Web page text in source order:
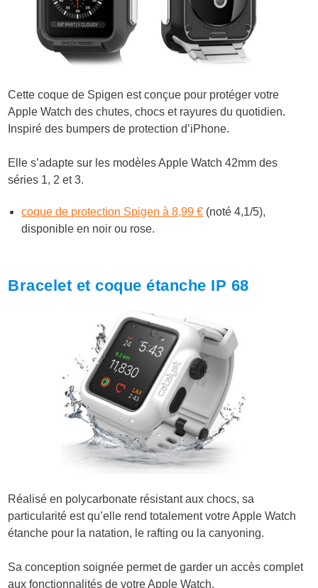
Cette coque de Spigen est conçue pour protéger votre
Apple Watch des chutes, chocs et rayures du quotidien.
Inspiré des bumpers de protection d’iPhone.
Elle s’adapte sur les modèlesApple Watch 42mm des
séries 1, 2 et 3.
coque de protection Spigen à 8,99 € (noté 4,1/5),
disponible en noir ou rose.
Bracelet et coque étanche IP 68
Réalisé en polycarbonate résistant aux chocs, sa
particularité est qu’elle rend totalement votre Apple Watch
étanche pour la natation, le rafting ou la canyoning.
Sa conception soignée permet de garder un accès complet
aux fonctionnalités de votre Apple Watch.